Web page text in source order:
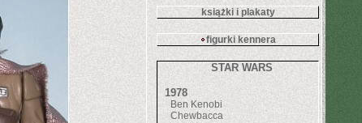
książki i plakaty
figurki kennera
STAR WARS
1978
Ben Kenobi
Chewbacca